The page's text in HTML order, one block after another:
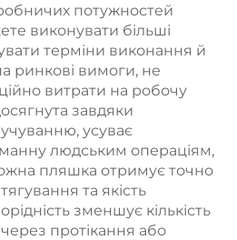
потужностей
виконувати більші
терміни виконання й
ринкові вимоги, не
витрати на робочу
завдяки
усуває
людським операціям,
пляшка отримує точно
та якість
зменшує кількість
протікання або